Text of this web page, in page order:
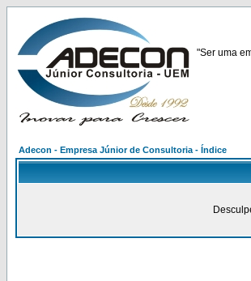
"Ser uma
Adecon - Empresa Júnior de Consultoria - Índice